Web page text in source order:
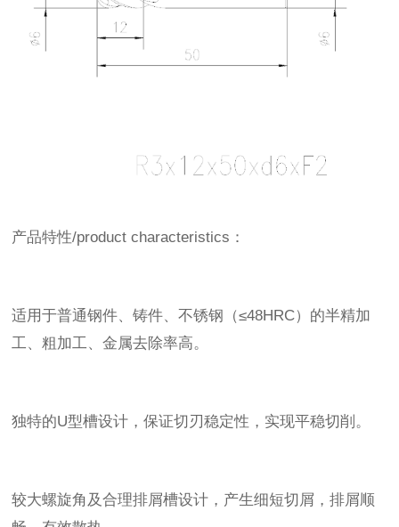
产品特性/product characteristics：
适用于普通钢件、铸件、不锈钢（≤48HRC）的半精加
工、粗加工、金属去除率高。
独特的U型槽设计，保证切刃稳定性，实现平稳切削。
较大螺旋角及合理排屑槽设计，产生细短切屑，排屑顺